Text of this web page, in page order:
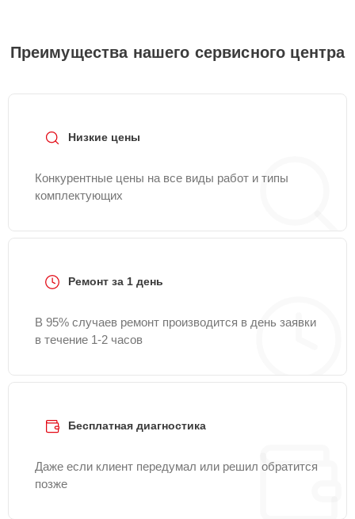
Преимущества нашего сервисного центра
Низкие цены
Конкурентные цены на все виды работ и типы
комплектующих
Ремонт за 1 день
В 95% случаев ремонт производится в день заявки
в течение 1-2 часов
Бесплатная диагностика
Даже если клиент передумал или решил обратится
позже